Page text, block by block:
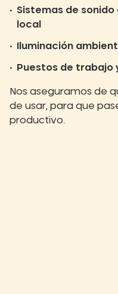
Sistemas de
local
Iluminación
Puestos de
Nos aseguramos de
de usar, para que
productivo.